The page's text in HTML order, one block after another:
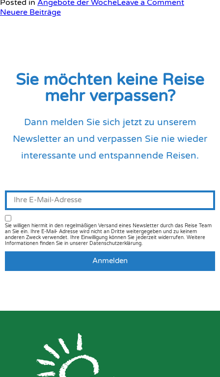
Posted in Angebote der WocheLeave a Comment
Neuere Beiträge
Sie möchten keine Reise
mehr verpassen?
Dann melden Sie sich jetzt zu unserem
Newsletter an und verpassen Sie nie wieder
interessante und entspannende Reisen.
Sie willigen hiermit in den regelmäßigen Versand eines Newsletter durch das Reise Team
an Sie ein. Ihre E-Mail- Adresse wird nicht an Dritte weitergegeben und zu keinem
anderen Zweck verwendet. Ihre Einwilligung können Sie jederzeit widerrufen. Weitere
Informationen finden Sie in unserer Datenschutzerklärung.
Anmelden